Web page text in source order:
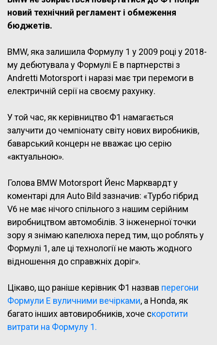
новий технічний регламент і обмеження
бюджетів.
BMW, яка залишила Формулу 1 у 2009 році у 2018-
му дебютувала у Формулі Е в партнерстві з
Andretti Motorsport і наразі має три перемоги в
електричній серії на своєму рахунку.
У той час, як керівництво Ф1 намагається
залучити до чемпіонату світу нових виробників,
баварський концерн не вважає цю серію
«актуальною».
Голова BMW Motorsport Йенс Марквардт у
коментарі для Auto Bild зазначив: «Турбо гібрид
V6 не має нічого спільного з нашим серійним
виробництвом автомобілів. З інженерної точки
зору я знімаю капелюха перед тим, що роблять у
Формулі 1, але ці технології не мають жодного
відношення до справжніх доріг».
Цікаво, що раніше керівник Ф1 назвав перегони
Формули Е вуличними вечірками, а Honda, як
багато інших автовиробників, хоче скоротити
витрати на Формулу 1.